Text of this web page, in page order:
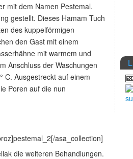
mit dem Namen Pestemal.
gestellt. Dieses Hamam Tuch
des kuppelförmigen
den Gast mit einem
mit warmem und
Anschluss der Waschungen
C. Ausgestreckt auf einem
Poren auf die nun
asa_collection]
die weiteren Behandlungen.